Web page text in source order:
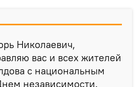
Николаевич,
вас и всех жителей
с национальным
независимости.